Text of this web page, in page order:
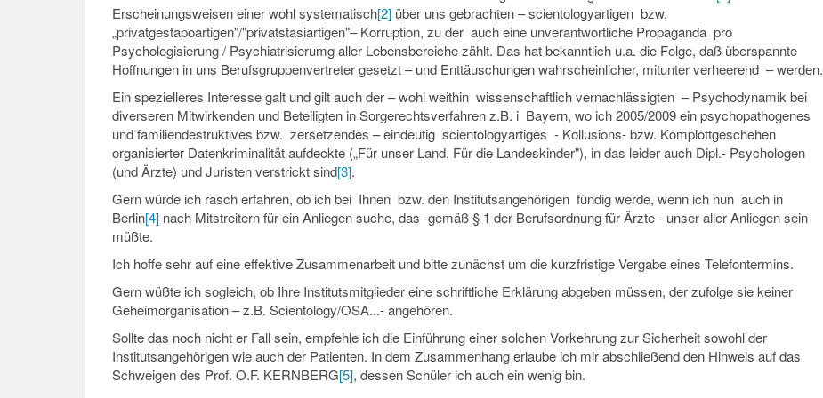
Erscheinungsweisen einer wohl systematisch[2]über uns gebrachten – scientologyartigen bzw.
„privatgestapoartigen"/"privatstasiartigen"– Korruption, zu der auch eine unverantwortliche Propaganda pro
Psychologisierung / Psychiatrisierumg aller Lebensbereiche zählt. Das hat bekanntlich u.a. die Folge, daß überspannte
Hoffnungen in uns Berufsgruppenvertreter gesetzt – und Enttäuschungen wahrscheinlicher, mitunter verheerend – werden.
Ein spezielleres Interesse galt und gilt auch der – wohl weithin wissenschaftlich vernachlässigten – Psychodynamik bei
diverseren Mitwirkenden und Beteiligten in Sorgerechtsverfahren z.B. i Bayern, wo ich 2005/2009 ein psychopathogenes
und familiendestruktives bzw. zersetzendes – eindeutig scientologyartiges - Kollusions- bzw. Komplottgeschehen
organisierter Datenkriminalität aufdeckte („Für unser Land. Für die Landeskinder"), in das leider auch Dipl.- Psychologen
(und Ärzte) und Juristen verstrickt sind[3].
Gern würde ich rasch erfahren, ob ich bei Ihnen bzw. den Institutsangehörigen fündig werde, wenn ich nun auch in
Berlin[4]nach Mitstreitern für ein Anliegen suche, das -gemäß § 1 der Berufsordnung für Ärzte - unser aller Anliegen sein
müßte.
Ich hoffe sehr auf eine effektive Zusammenarbeit und bitte zunächst um die kurzfristige Vergabe eines Telefontermins.
Gern wüßte ich sogleich, ob Ihre Institutsmitglieder eine schriftliche Erklärung abgeben müssen, der zufolge sie keiner
Geheimorganisation – z.B. Scientology/OSA...- angehören.
Sollte das noch nicht er Fall sein, empfehle ich die Einführung einer solchen Vorkehrung zur Sicherheit sowohl der
Institutsangehörigen wie auch der Patienten. In dem Zusammenhang erlaube ich mir abschließend den Hinweis auf das
Schweigen des Prof. O.F. KERNBERG[5], dessen Schüler ich auch ein wenig bin.